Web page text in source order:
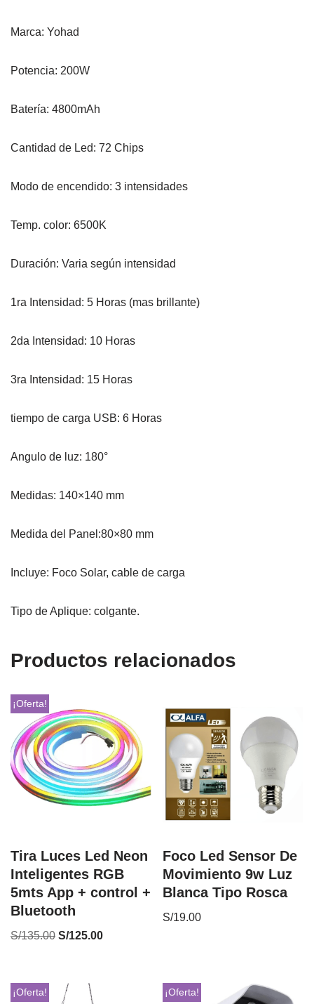
Marca: Yohad
Potencia: 200W
Batería: 4800mAh
Cantidad de Led: 72 Chips
Modo de encendido: 3 intensidades
Temp. color: 6500K
Duración: Varia según intensidad
1ra Intensidad: 5 Horas (mas brillante)
2da Intensidad: 10 Horas
3ra Intensidad: 15 Horas
tiempo de carga USB: 6 Horas
Angulo de luz: 180°
Medidas: 140×140 mm
Medida del Panel:80×80 mm
Incluye: Foco Solar, cable de carga
Tipo de Aplique: colgante.
Productos relacionados
¡Oferta!
Tira Luces Led Neon
Inteligentes RGB
5mts App + control +
Bluetooth
S/135.00 S/125.00
Foco Led Sensor De
Movimiento 9w Luz
Blanca Tipo Rosca
S/19.00
¡Oferta! ¡Oferta!